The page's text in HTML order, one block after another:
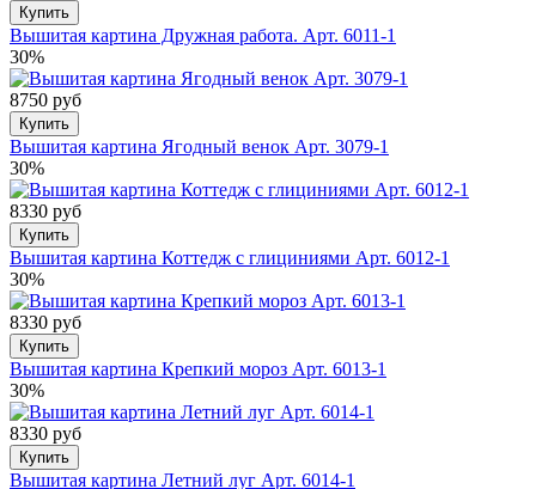
Купить
Вышитая картина Дружная работа. Арт. 6011-1
30%
8750 руб
Купить
Вышитая картина Ягодный венок Арт. 3079-1
30%
8330 руб
Купить
Вышитая картина Коттедж с глициниями Арт. 6012-1
30%
8330 руб
Купить
Вышитая картина Крепкий мороз Арт. 6013-1
30%
8330 руб
Купить
Вышитая картина Летний луг Арт. 6014-1